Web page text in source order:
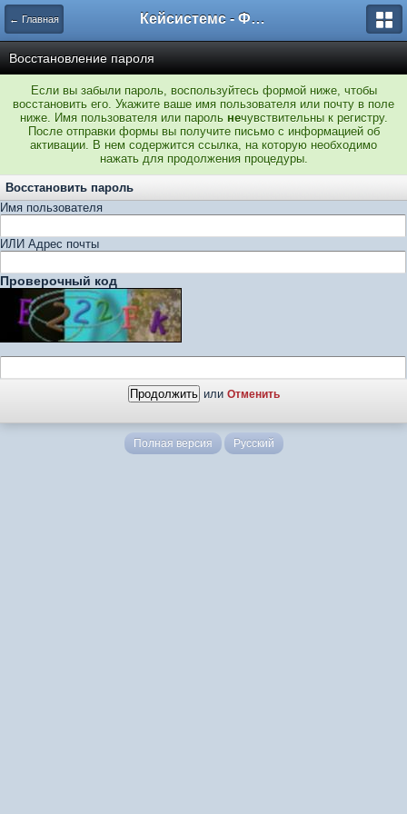
← Главная Кейсистемс - Форумы
Восстановление пароля
Если вы забыли пароль, воспользуйтесь формой ниже, чтобы
восстановить его. Укажите ваше имя пользователя или почту в поле
ниже. Имя пользователя или пароль нечувствительны к регистру.
После отправки формы вы получите письмо с информацией об
активации. В нем содержится ссылка, на которую необходимо
нажать для продолжения процедуры.
Восстановить пароль
Имя пользователя
ИЛИ Адрес почты
Проверочный код
или Отменить
Полная версия Русский